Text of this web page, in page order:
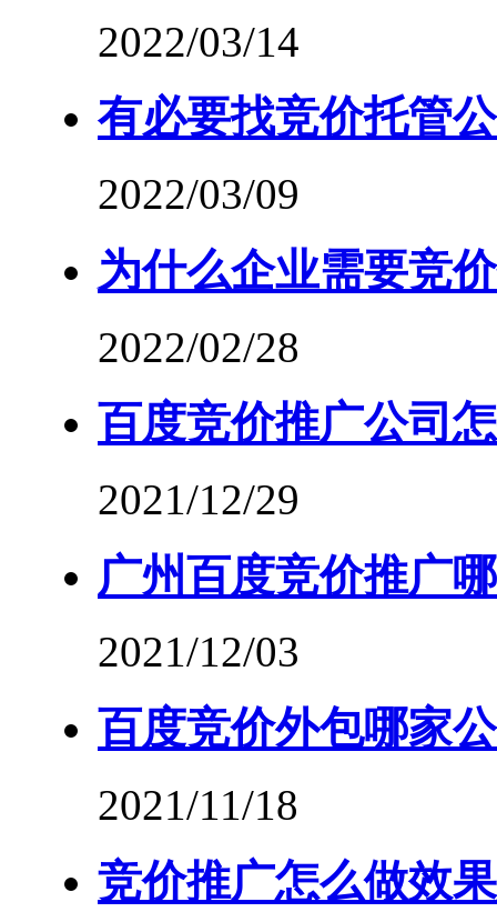
2022/03/14
有必要找竞价托管
2022/03/09
为什么企业需要竞
2022/02/28
百度竞价推广公司
2021/12/29
广州百度竞价推广
2021/12/03
百度竞价外包哪家
2021/11/18
竞价推广怎么做效